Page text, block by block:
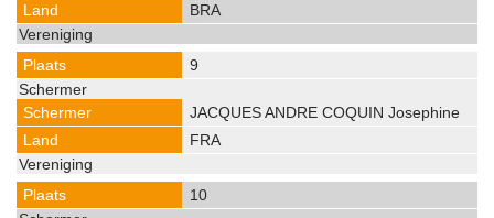
BRA
9
JACQUES ANDRE COQUIN Josephine
FRA
10